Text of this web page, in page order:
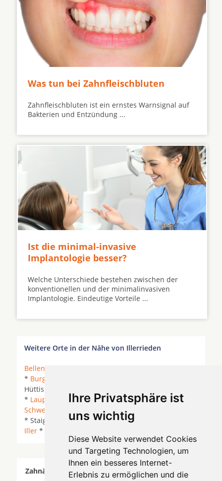
Ihre Privatsphäre ist
uns wichtig
Diese Website verwendet Cookies
und Targeting Technologien, um
Ihnen ein besseres Internet-
Erlebnis zu ermöglichen und die
Was tun bei Zahnfleischbluten
Zahnfleischbluten ist ein ernstes Warnsignal auf
Bakterien und Entzündung ...
Ist die minimal-invasive
Implantologie besser?
Welche Unterschiede bestehen zwischen der
konventionellen und der minimalinvasiven
Implantologie. Eindeutige Vorteile ...
Weitere Orte in der Nähe von Illerrieden
Bellenberg
* Burgrieden
Hüttisheim *
* Laupheim Neu-Ulm * Schnürpflingen *
Schwendi
* Senden (Bayern) *
* Staig (Weihung) * Vöhringen (Iller) *
Iller * Wain *
Zahnärzte für Zahnimplantete in Illerrieden wurde